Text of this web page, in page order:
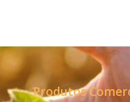
Produtos